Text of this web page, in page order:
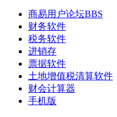
商易用户论坛BBS
财务软件
税务软件
进销存
票据软件
土地增值税清算软件
财会计算器
手机版